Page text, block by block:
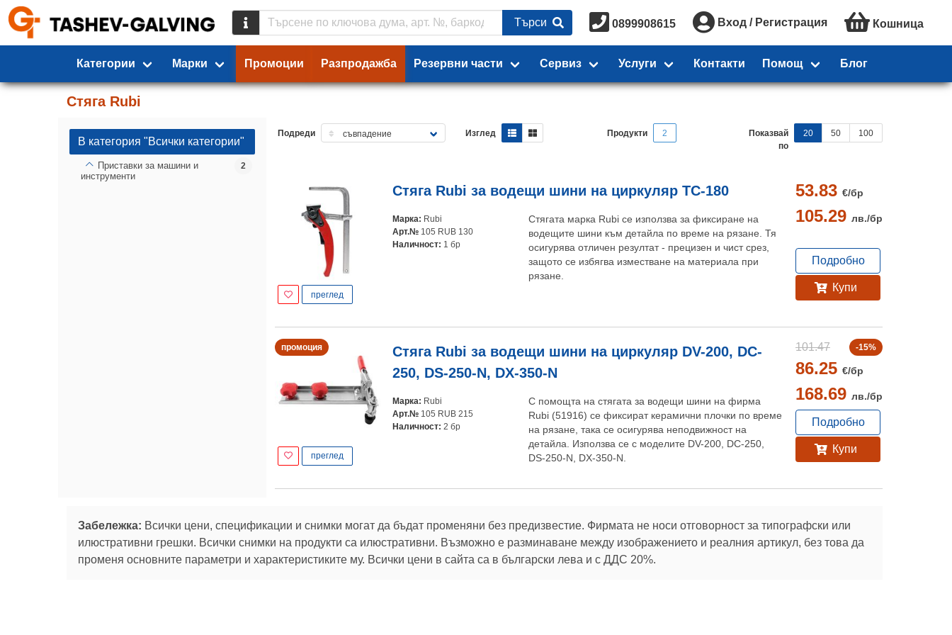
Търси 0899908615 Вход / Регистрация Кошница
Категории Марки Промоции Разпродажба Резервни части Сервиз Услуги Контакти Помощ Блог
Стяга Rubi
В категория "Всички категории"
Приставки за машини и
инструменти
2
Подреди Изглед Продукти 2
Показвай
по
20 50 100
преглед
Стяга Rubi за водещи шини на циркуляр TC-180
Марка: Rubi
Арт.№ 105 RUB 130
Наличност: 1 бр
Стягата марка Rubi се използва за фиксиране на
водещите шини към детайла по време на рязане. Тя
осигурява отличен резултат - прецизен и чист срез,
защото се избягва изместване на материала при
рязане.
53.83 €/бр
105.29 лв./бр
Подробно
Купи
промоция
преглед
Стяга Rubi за водещи шини на циркуляр DV-200, DC-
250, DS-250-N, DX-350-N
Марка: Rubi
Арт.№ 105 RUB 215
Наличност: 2 бр
С помощта на стягата за водещи шини на фирма
Rubi (51916) се фиксират керамични плочки по време
на рязане, така се осигурява неподвижност на
детайла. Използва се с моделите DV-200, DC-250,
DS-250-N, DX-350-N.
-15%
101.47
86.25 €/бр
168.69 лв./бр
Подробно
Купи
Забележка: Всички цени, спецификации и снимки могат да бъдат променяни без предизвестие. Фирмата не носи отговорност за типографски или
илюстративни грешки. Всички снимки на продукти са илюстративни. Възможно е разминаване между изображението и реалния артикул, без това да
променя основните параметри и характеристиките му. Всички цени в сайта са в български лева и с ДДС 20%.